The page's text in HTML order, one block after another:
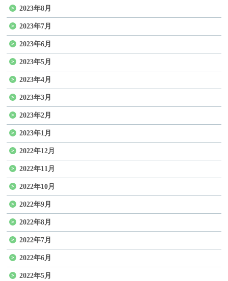
2023年8月
2023年7月
2023年6月
2023年5月
2023年4月
2023年3月
2023年2月
2023年1月
2022年12月
2022年11月
2022年10月
2022年9月
2022年8月
2022年7月
2022年6月
2022年5月